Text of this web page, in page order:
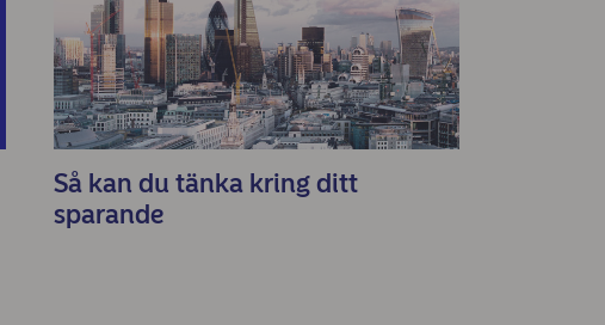
Så kan du tänka kring ditt
sparande